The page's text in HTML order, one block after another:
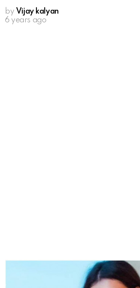
by Vijay kalyan
6 years ago